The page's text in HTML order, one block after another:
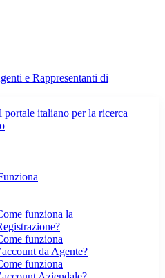
funziona la
funziona
da Agente?
funziona